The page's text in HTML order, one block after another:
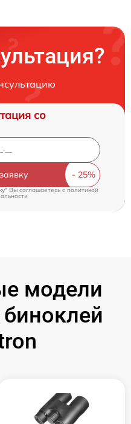
со
Вы соглашаетесь cполитикой
модели